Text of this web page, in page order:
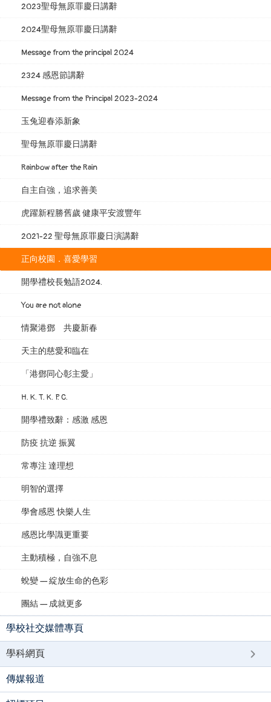
2023聖母無原罪慶日講辭
2024聖母無原罪慶日講辭
Message from the principal 2024
2324 感恩節講辭
Message from the Principal 2023-2024
玉兔迎春添新象
聖母無原罪慶日講辭
Rainbow after the Rain
自主自強，追求善美
虎躍新程勝舊歲 健康平安渡豐年
2021-22 聖母無原罪慶日演講辭
正向校園．喜愛學習
開學禮校長勉語2024.
You are not alone
情聚港鄧 共慶新春
天主的慈愛和臨在
「港鄧同心彰主愛」
H. K. T. K. P. C.
開學禮致辭：感激 感恩
防疫 抗逆 振翼
常專注 達理想
明智的選擇
學會感恩 快樂人生
感恩比學識更重要
主動積極，自強不息
蛻變 — 綻放生命的色彩
團結 — 成就更多
學校社交媒體專頁
學科網頁
傳媒報道